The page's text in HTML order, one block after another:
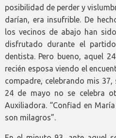
posibilidad de perder y
darían, era insufrible. De
los vecinos de abajo han
disfrutado durante el
dentista. Pero bueno, aquel
recién esposa viendo el
compadre, celebrando mis
24 de mayo no se celebra
Auxiliadora. “Confiad en
son milagros”.